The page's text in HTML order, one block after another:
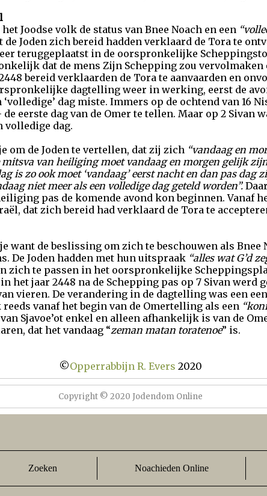
Joodse volk de status van Bnee Noach en een
de Joden zich bereid hadden verklaard de Tora te
teruggeplaatst in de oorspronkelijke
dat de mens Zijn Schepping zou
bereid verklaarden de Tora te aanvaarden en
dagtelling weer in werking, eerst de
dag miste. Immers op de ochtend van 16
de eerste dag van de Omer te tellen. Maar op 2 Sivan
volledige dag.
om de Joden te vertellen, dat zij zich “vandaag en
mitsva van heiliging moet vandaag en morgen gelijk
is zo ook moet ‘vandaag’ eerst nacht en dan pas dag
niet meer als een volledige dag geteld worden”.
pas de komende avond kon beginnen. Vanaf
dat zich bereid had verklaard de Tora te
want de beslissing om zich te beschouwen als Bnee
De Joden hadden met hun uitspraak “alles wat G’d
zich te passen in het oorspronkelijke
het jaar 2448 na de Schepping pas op 7 Sivan werd
vieren. De verandering in de dagtelling was een
vanaf het begin van de Omertelling als een
van Sjavoe’ot enkel en alleen afhankelijk is van de
dat het vandaag “zeman matan toratenoe” is.
©Opperrabbijn R. Evers 2020
Copyright © 2020 Jodendom Online
Zoeken Noachieden Online